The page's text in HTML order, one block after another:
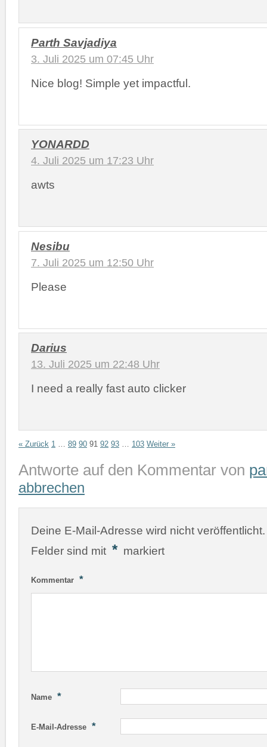
Parth Savjadiya
3. Juli 2025 um 07:45 Uhr
Nice blog! Simple yet impactful.
YONARDD
4. Juli 2025 um 17:23 Uhr
awts
Nesibu
7. Juli 2025 um 12:50 Uhr
Please
Darius
13. Juli 2025 um 22:48 Uhr
I need a really fast auto clicker
« Zurück 1 … 89 90 91 92 93 … 103 Weiter »
Antworte auf den Kommentar von
abbrechen
Deine E-Mail-Adresse wird nicht veröffentlicht.
Felder sind mit * markiert
Kommentar *
Name *
E-Mail-Adresse *